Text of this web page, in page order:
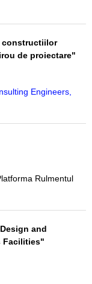
constructiilor
de proiectare"
Engineers,
Rulmentul
and
Facilities"